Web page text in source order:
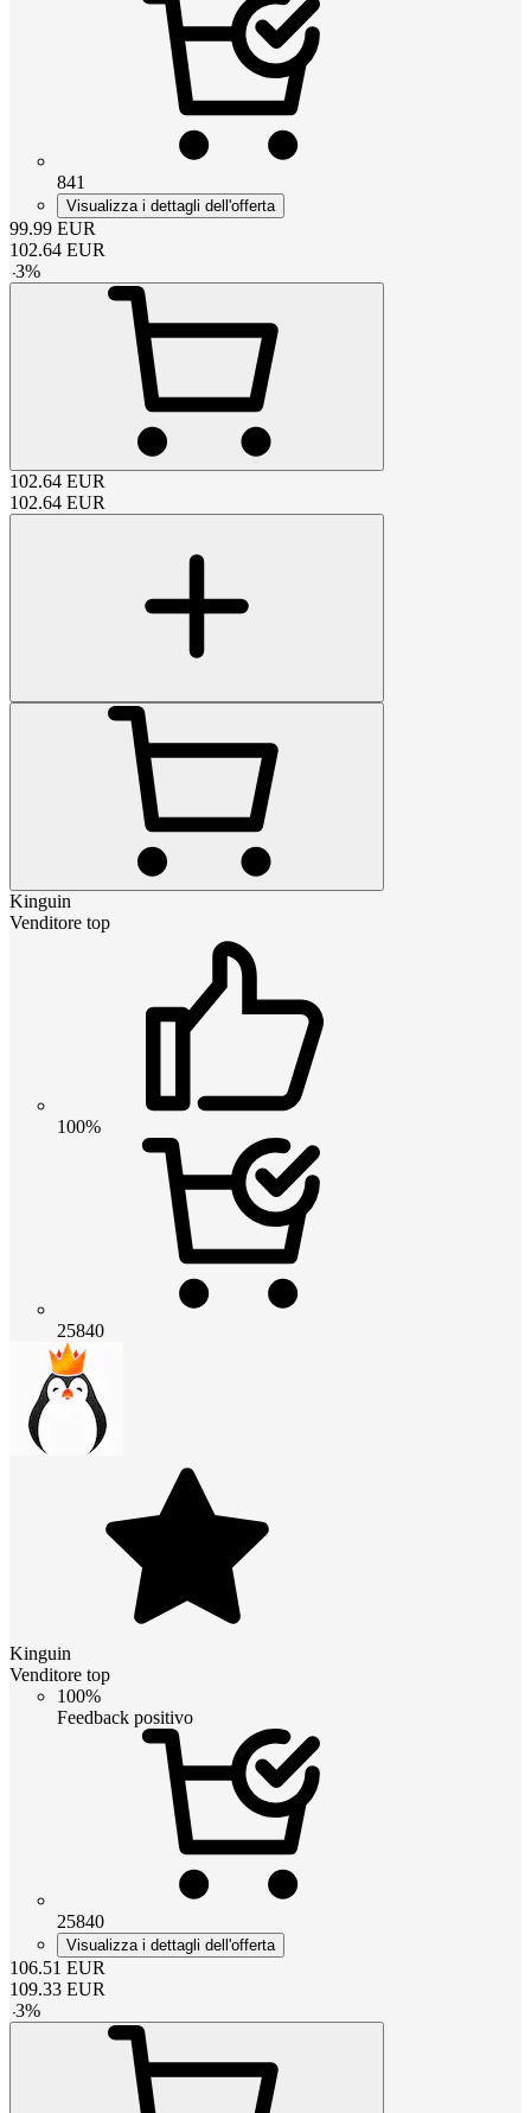
841
Visualizza i dettagli dell'offerta
99.99 EUR
102.64 EUR
-3%
102.64 EUR
102.64 EUR
Kinguin
Venditore top
100%
25840
Kinguin
Venditore top
100%
Feedback positivo
25840
Visualizza i dettagli dell'offerta
106.51 EUR
109.33 EUR
-3%